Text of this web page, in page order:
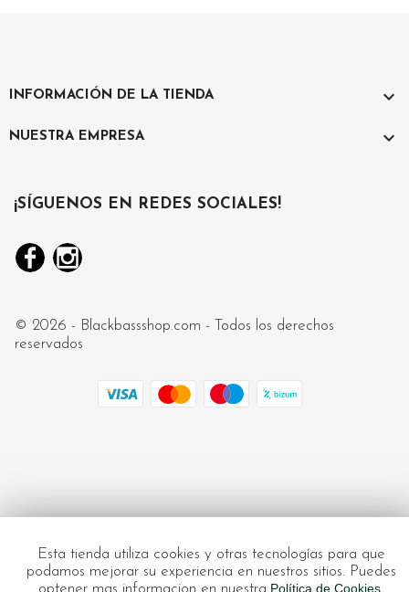
INFORMACIÓN DE LA TIENDA 
NUESTRA EMPRESA 
¡SÍGUENOS EN REDES SOCIALES!
Facebook
Esta tienda utiliza cookies y otras tecnologías para que
podamos mejorar su experiencia en nuestros sitios. Puedes
optener mas informacion en nuestra Política de Cookies.
© 2026 - Blackbassshop.com - Todos los derechos
reservados